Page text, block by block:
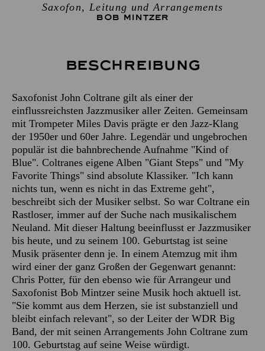
Saxofon, Leitung und Arrangements
BOB MINTZER
Beschreibung
Saxofonist John Coltrane gilt als einer der
einflussreichsten Jazzmusiker aller Zeiten. Gemeinsam
mit Trompeter Miles Davis prägte er den Jazz-Klang
der 1950er und 60er Jahre. Legendär und ungebrochen
populär ist die bahnbrechende Aufnahme "Kind of
Blue". Coltranes eigene Alben "Giant Steps" und "My
Favorite Things" sind absolute Klassiker. "Ich kann
nichts tun, wenn es nicht in das Extreme geht",
beschreibt sich der Musiker selbst. So war Coltrane ein
Rastloser, immer auf der Suche nach musikalischem
Neuland. Mit dieser Haltung beeinflusst er Jazzmusiker
bis heute, und zu seinem 100. Geburtstag ist seine
Musik präsenter denn je. In einem Atemzug mit ihm
wird einer der ganz Großen der Gegenwart genannt:
Chris Potter, für den ebenso wie für Arrangeur und
Saxofonist Bob Mintzer seine Musik hoch aktuell ist.
"Sie kommt aus dem Herzen, sie ist substanziell und
bleibt einfach relevant", so der Leiter der WDR Big
Band, der mit seinen Arrangements John Coltrane zum
100. Geburtstag auf seine Weise würdigt.